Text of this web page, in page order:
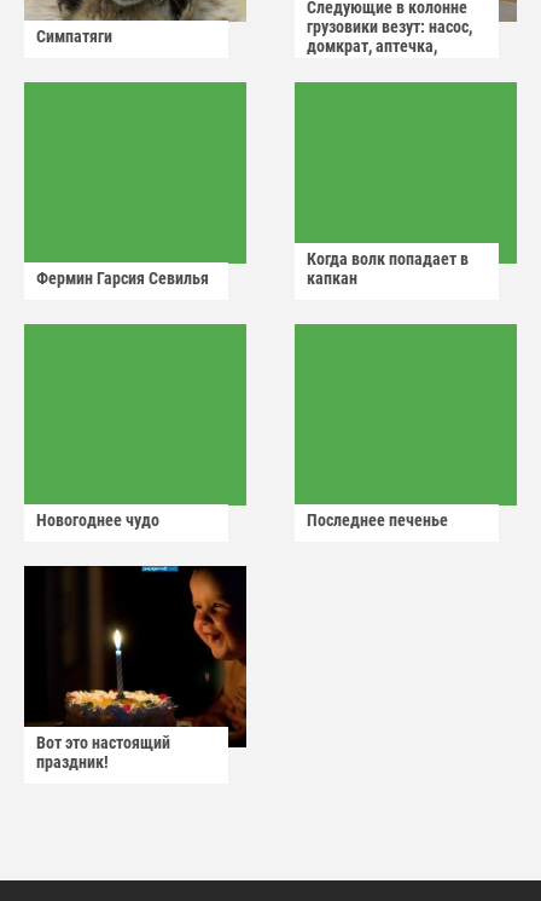
Симпатяги
Следующие в колонне
грузовики везут: насос,
домкрат, аптечка,
Фермин Гарсия Севилья
Когда волк попадает в
капкан
Новогоднее чудо Последнее печенье
Вот это настоящий
праздник!